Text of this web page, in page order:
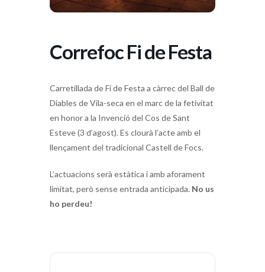
Correfoc Fi de Festa
Carretillada de Fi de Festa a càrrec del Ball de
Diables de Vila-seca en el marc de la fetivitat
en honor a la Invenció del Cos de Sant
Esteve (3 d’agost). Es clourà l’acte amb el
llençament del tradicional Castell de Focs.
L’actuacions serà estàtica i amb aforament
limitat, però sense entrada anticipada. No us
ho perdeu!